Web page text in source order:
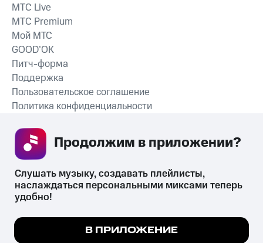
СКАЧАТЬ ПРИЛОЖЕНИЕ
MTС Live
MTС Premium
Мой МТС
GOOD’OK
Питч-форма
Поддержка
Пользовательское соглашение
Политика конфиденциальности
психотропных веществ, их аналогов причиняет вред здоровью,
их незаконный оборот запрещён и влечёт установленную
Мы используем куки, чтобы на сайте все
Подробнее
Слушать музыку, создавать плейлисты,
наслаждаться персональными миксами теперь
удобно!
В ПРИЛОЖЕНИЕ